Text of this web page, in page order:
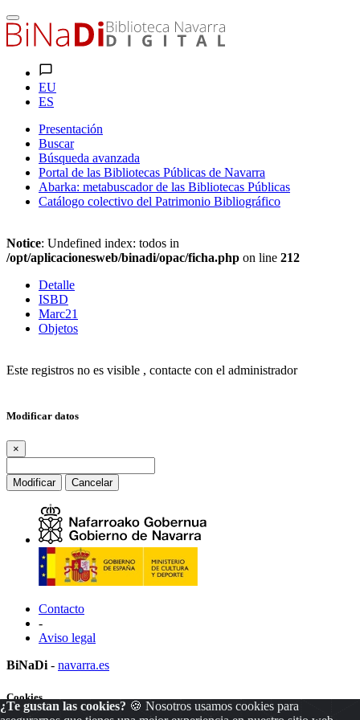
EU
ES
Presentación
Buscar
Búsqueda avanzada
Portal de las Bibliotecas Públicas de Navarra
Abarka: metabuscador de las Bibliotecas Públicas
Catálogo colectivo del Patrimonio Bibliográfico
Notice: Undefined index: todos in
/opt/aplicacionesweb/binadi/opac/ficha.php on line 212
Detalle
ISBD
Marc21
Objetos
Este registros no es visible , contacte con el administrador
Modificar datos
×
Modificar Cancelar
Contacto
-
Aviso legal
BiNaDi - navarra.es
¿Te gustan las cookies? 🍪 Nosotros usamos cookies para
Cookies